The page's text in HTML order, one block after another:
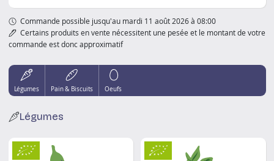
Commande possible jusqu'au mardi 11 août 2026 à 08:00
Certains produits en vente nécessitent une pesée et le montant de votre
commande est donc approximatif
Légumes Pain & Biscuits Oeufs
Légumes